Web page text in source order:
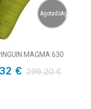
AgotadoAgotado
MAGMA 630
€ 299,20 €